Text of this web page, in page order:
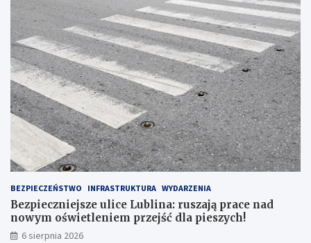
I
E
G
O
N
R
1
6
7
BEZPIECZEŃSTWO INFRASTRUKTURA WYDARZENIA
Bezpieczniejsze ulice Lublina: ruszają prace nad
nowym oświetleniem przejść dla pieszych!
6 sierpnia 2026